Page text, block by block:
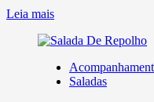
Leia mais
Saladas